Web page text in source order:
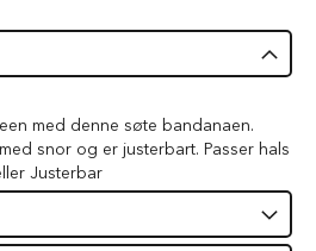
med denne søte bandanaen.
snor og er justerbart. Passer hals
Justerbar